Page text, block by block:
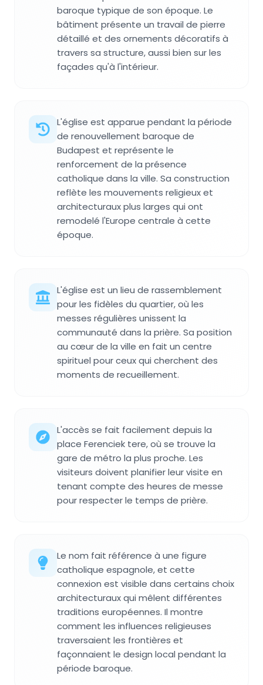
baroque typique de son époque. Le
bâtiment présente un travail de pierre
détaillé et des ornements décoratifs à
travers sa structure, aussi bien sur les
façades qu'à l'intérieur.
L'église est apparue pendant la période
de renouvellement baroque de
Budapest et représente le
renforcement de la présence
catholique dans la ville. Sa construction
reflète les mouvements religieux et
architecturaux plus larges qui ont
remodelé l'Europe centrale à cette
époque.
L'église est un lieu de rassemblement
pour les fidèles du quartier, où les
messes régulières unissent la
communauté dans la prière. Sa position
au cœur de la ville en fait un centre
spirituel pour ceux qui cherchent des
moments de recueillement.
L'accès se fait facilement depuis la
place Ferenciek tere, où se trouve la
gare de métro la plus proche. Les
visiteurs doivent planifier leur visite en
tenant compte des heures de messe
pour respecter le temps de prière.
Le nom fait référence à une figure
catholique espagnole, et cette
connexion est visible dans certains choix
architecturaux qui mêlent différentes
traditions européennes. Il montre
comment les influences religieuses
traversaient les frontières et
façonnaient le design local pendant la
période baroque.